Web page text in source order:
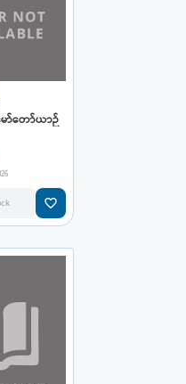
ော်တော်ယာဉ်
ည်း (ဟိန်း
favorite_border